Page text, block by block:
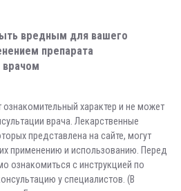
вредным для вашего
препарата
врачом
характер и не может
врача. Лекарственные
представлена на сайте, могут
применению и использованию. Перед
ознакомиться с инструкцией по
у специалистов. (В